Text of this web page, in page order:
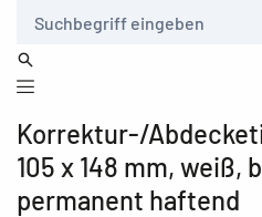
Korrektur-/
105 x 148 mm, weiß,
permanent haftend